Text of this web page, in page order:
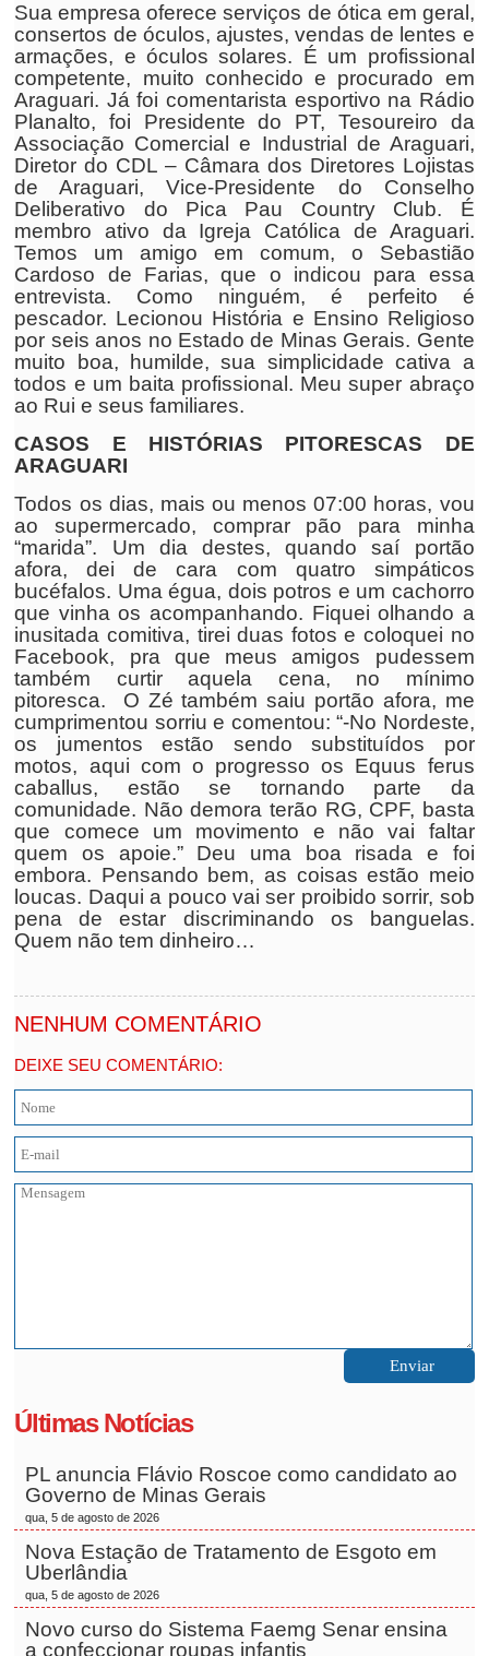
Sua empresa oferece serviços de ótica em geral,
consertos de óculos, ajustes, vendas de lentes e
armações, e óculos solares. É um profissional
competente, muito conhecido e procurado em
Araguari. Já foi comentarista esportivo na Rádio
Planalto, foi Presidente do PT, Tesoureiro da
Associação Comercial e Industrial de Araguari,
Diretor do CDL – Câmara dos Diretores Lojistas
de Araguari, Vice-Presidente do Conselho
Deliberativo do Pica Pau Country Club. É
membro ativo da Igreja Católica de Araguari.
Temos um amigo em comum, o Sebastião
Cardoso de Farias, que o indicou para essa
entrevista. Como ninguém, é perfeito é
pescador. Lecionou História e Ensino Religioso
por seis anos no Estado de Minas Gerais. Gente
muito boa, humilde, sua simplicidade cativa a
todos e um baita profissional. Meu super abraço
ao Rui e seus familiares.
CASOS E HISTÓRIAS PITORESCAS DE
ARAGUARI
Todos os dias, mais ou menos 07:00 horas, vou
ao supermercado, comprar pão para minha
“marida”. Um dia destes, quando saí portão
afora, dei de cara com quatro simpáticos
bucéfalos. Uma égua, dois potros e um cachorro
que vinha os acompanhando. Fiquei olhando a
inusitada comitiva, tirei duas fotos e coloquei no
Facebook, pra que meus amigos pudessem
também curtir aquela cena, no mínimo
pitoresca. O Zé também saiu portão afora, me
cumprimentou sorriu e comentou: “-No Nordeste,
os jumentos estão sendo substituídos por
motos, aqui com o progresso os Equus ferus
caballus, estão se tornando parte da
comunidade. Não demora terão RG, CPF, basta
que comece um movimento e não vai faltar
quem os apoie.” Deu uma boa risada e foi
embora. Pensando bem, as coisas estão meio
loucas. Daqui a pouco vai ser proibido sorrir, sob
pena de estar discriminando os banguelas.
Quem não tem dinheiro…
NENHUM COMENTÁRIO
DEIXE SEU COMENTÁRIO:
Últimas Notícias
PL anuncia Flávio Roscoe como candidato ao
Governo de Minas Gerais
qua, 5 de agosto de 2026
Nova Estação de Tratamento de Esgoto em
Uberlândia
qua, 5 de agosto de 2026
Novo curso do Sistema Faemg Senar ensina
a confeccionar roupas infantis